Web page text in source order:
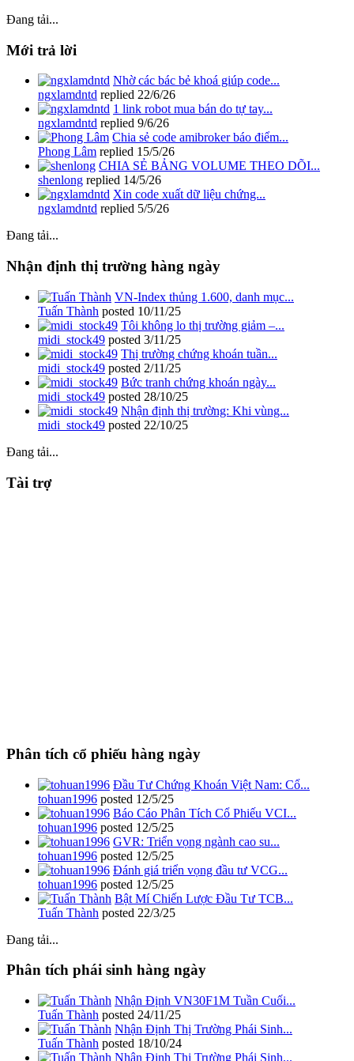
Đang tải...
Mới trả lời
Nhờ các bác bẻ khoá giúp code...
ngxlamdntd replied 22/6/26
1 link robot mua bán do tự tay...
ngxlamdntd replied 9/6/26
Chia sẻ code amibroker báo điểm...
Phong Lâm replied 15/5/26
CHIA SẺ BẢNG VOLUME THEO DÕI...
shenlong replied 14/5/26
Xin code xuất dữ liệu chứng...
ngxlamdntd replied 5/5/26
Đang tải...
Nhận định thị trường hàng ngày
VN-Index thủng 1.600, danh mục...
Tuấn Thành posted 10/11/25
Tôi không lo thị trường giảm –...
midi_stock49 posted 3/11/25
Thị trường chứng khoán tuần...
midi_stock49 posted 2/11/25
Bức tranh chứng khoán ngày...
midi_stock49 posted 28/10/25
Nhận định thị trường: Khi vùng...
midi_stock49 posted 22/10/25
Đang tải...
Tài trợ
Phân tích cổ phiếu hàng ngày
Đầu Tư Chứng Khoán Việt Nam: Cổ...
tohuan1996 posted 12/5/25
Báo Cáo Phân Tích Cổ Phiếu VCI...
tohuan1996 posted 12/5/25
GVR: Triển vọng ngành cao su...
tohuan1996 posted 12/5/25
Đánh giá triển vọng đầu tư VCG...
tohuan1996 posted 12/5/25
Bật Mí Chiến Lược Đầu Tư TCB...
Tuấn Thành posted 22/3/25
Đang tải...
Phân tích phái sinh hàng ngày
Nhận Định VN30F1M Tuần Cuối...
Tuấn Thành posted 24/11/25
Nhận Định Thị Trường Phái Sinh...
Tuấn Thành posted 18/10/24
Nhận Định Thị Trường Phái Sinh...